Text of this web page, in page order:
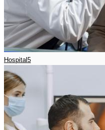
Hospital5